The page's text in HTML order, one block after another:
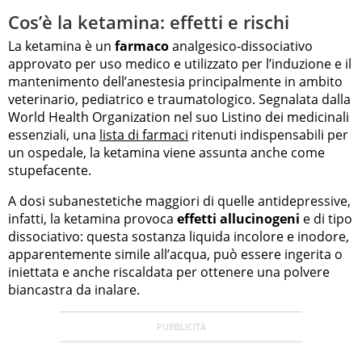
Cos’è la ketamina: effetti e rischi
La ketamina è un farmacoanalgesico-dissociativo
approvato per uso medico e utilizzato per l’induzione e il
mantenimento dell’anestesia principalmente in ambito
veterinario, pediatrico e traumatologico. Segnalata dalla
World Health Organization nel suo Listino dei medicinali
essenziali, una lista di farmaci ritenuti indispensabili per
un ospedale, la ketamina viene assunta anche come
stupefacente.
A dosi subanestetiche maggiori di quelle antidepressive,
infatti, la ketamina provoca effetti allucinogeni e di tipo
dissociativo: questa sostanza liquida incolore e inodore,
apparentemente simile all’acqua, può essere ingerita o
iniettata e anche riscaldata per ottenere una polvere
biancastra da inalare.